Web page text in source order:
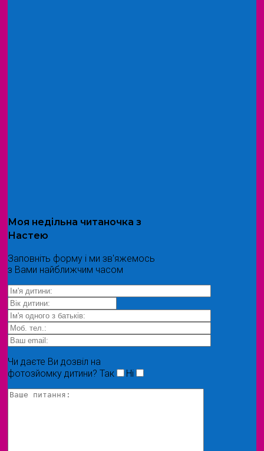
Моя недільна читаночка з
Настею
Заповніть форму і ми зв'яжемось
з Вами найближчим часом
Чи даєте Ви дозвіл на
фотозйомку дитини? Так Ні